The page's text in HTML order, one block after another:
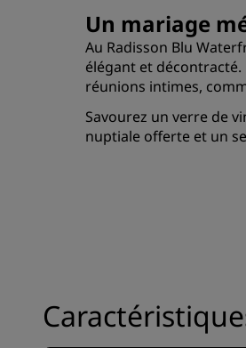
Un mariage
Au Radisson Blu
élégant et
réunions intimes,
Savourez un verre de
nuptiale offerte et un